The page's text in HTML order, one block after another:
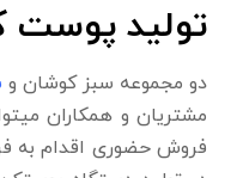
تولید پوست
دو مجموعه سبز کوشان و
مشتریان و همکاران
فروش حضوری اقدام به